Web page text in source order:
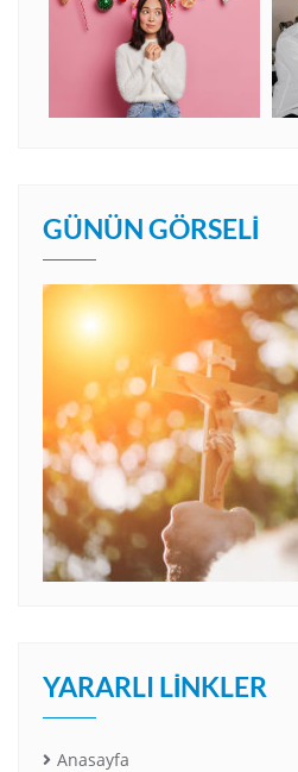
GÜNÜN GÖRSELI
YARARLI LINKLER
Anasayfa